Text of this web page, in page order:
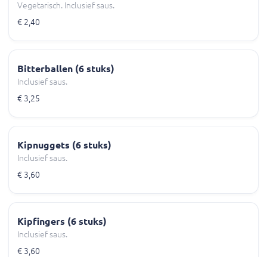
Vegetarisch. Inclusief saus.
€ 2,40
Bitterballen (6 stuks)
Inclusief saus.
€ 3,25
Kipnuggets (6 stuks)
Inclusief saus.
€ 3,60
Kipfingers (6 stuks)
Inclusief saus.
€ 3,60